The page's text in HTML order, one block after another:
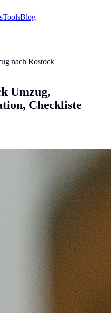
ToolsBlog
nach Rostock
Umzug,
Checkliste